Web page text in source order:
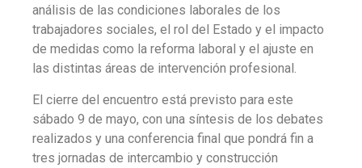
análisis de las condiciones laborales de los
trabajadores sociales, el rol del Estado y el impacto
de medidas como la reforma laboral y el ajuste en
las distintas áreas de intervención profesional.
El cierre del encuentro está previsto para este
sábado 9 de mayo, con una síntesis de los debates
realizados y una conferencia final que pondrá fin a
tres jornadas de intercambio y construcción